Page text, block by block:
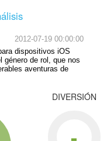
2012-07-19 00:00:00
dispositivos iOS
género de rol, que nos
aventuras de
DIVERSIÓN